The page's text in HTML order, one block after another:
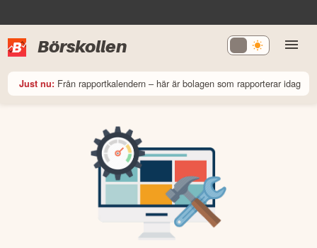
Börskollen
Just nu: Från rapportkalendern – här är bolagen som rapporterar idag